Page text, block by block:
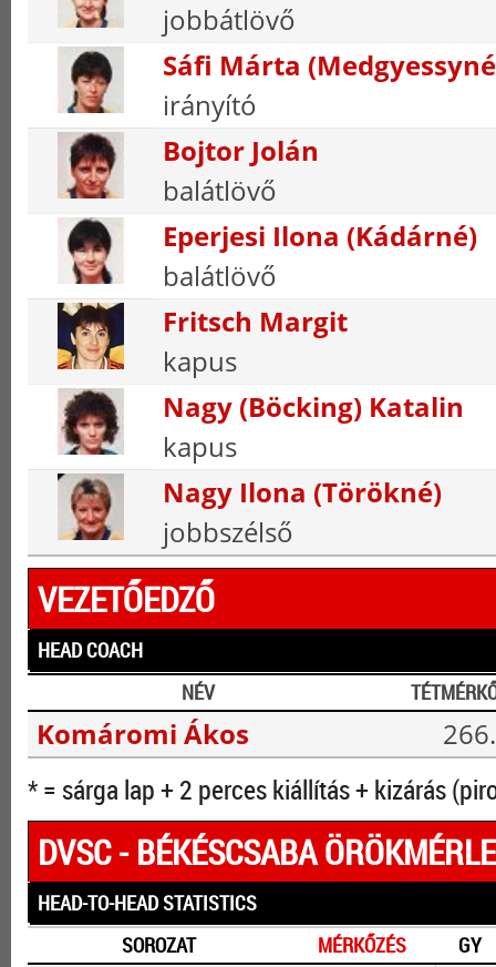
jobbátlövő
Sáfi Márta
irányító
Bojtor Jolán
balátlövő
Eperjesi Ilona (Kádárné)
balátlövő
Fritsch Margit
kapus
Nagy (Böcking) Katalin
kapus
Nagy Ilona (Törökné)
jobbszélső
VEZETŐEDZŐ
HEAD COACH
NÉV
Komáromi Ákos 266.
* = sárga lap + 2 perces kiállítás + kizárás
DVSC - BÉKÉSCSABA
HEAD-TO-HEAD STATISTICS
SOROZAT
MÉRKŐZÉS GY